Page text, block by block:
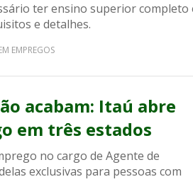
ter ensino superior completo
e detalhes.
EMPREGOS
acabam: Itaú abre
em três estados
no cargo de Agente de
exclusivas para pessoas com